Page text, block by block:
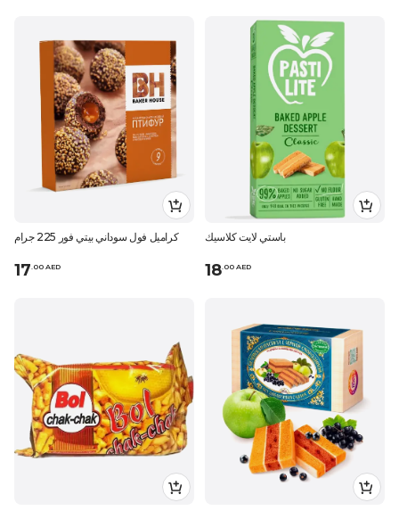
كراميل فول سوداني بيتي فور 225 جرام
17 00 AED
باستي لايت كلاسيك
18 00 AED